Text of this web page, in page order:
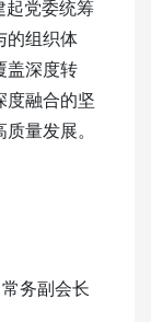
起党委统筹
的组织体
盖深度转
度融合的坚
量发展。
务副会长